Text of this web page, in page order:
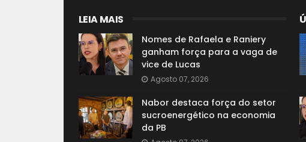
LEIA MAIS
Nomes de Rafaela e Raniery
ganham força para a vaga de
vice de Lucas
Agosto 07, 2026
Nabor destaca força do setor
sucroenergético na economia
da PB